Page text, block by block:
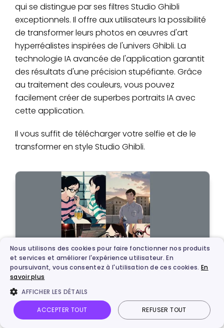
qui se distingue par ses filtres Studio Ghibli
exceptionnels. Il offre aux utilisateurs la possibilité
de transformer leurs photos en œuvres d'art
hyperréalistes inspirées de l'univers Ghibli. La
technologie IA avancée de l'application garantit
des résultats d'une précision stupéfiante. Grâce
au traitement des couleurs, vous pouvez
facilement créer de superbes portraits IA avec
cette application.
Il vous suffit de télécharger votre selfie et de le
transformer en style Studio Ghibli.
Nous utilisons des cookies pour faire fonctionner nos produits
et services et améliorer l'expérience utilisateur. En
poursuivant, vous consentez à l'utilisation de ces cookies. En
savoir plus
AFFICHER LES DÉTAILS
ACCEPTER TOUT REFUSER TOUT